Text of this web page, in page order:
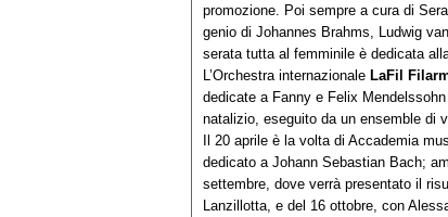
promozione. Poi sempre a cura di
genio di Johannes Brahms, Ludwig
serata tutta al femminile è dedicata
L’Orchestra internazionale LaFil
dedicate a Fanny e Felix
natalizio, eseguito da un ensemble di
Il 20 aprile è la volta di Accademia
dedicato a Johann Sebastian Bach;
settembre, dove verrà presentato il
Lanzillotta, e del 16 ottobre, con